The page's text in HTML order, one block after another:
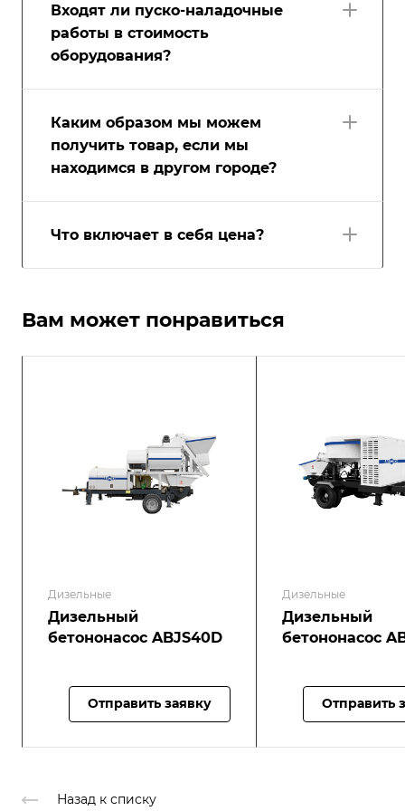
Входят ли пуско-наладочные
работы в стоимость
оборудования?
Каким образом мы можем
получить товар, если мы
находимся в другом городе?
Что включает в себя цена?
Вам может понравиться
Дизельные
Дизельный
бетононасос ABJS40D
Отправить заявку
Дизельные
Дизельный
бетононасос
Отправить
Назад к списку